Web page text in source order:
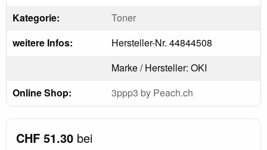
Kategorie:
Toner
weitere Infos:
Hersteller-Nr. 44844508
Marke / Hersteller: OKI
Online Shop:
3ppp3 by Peach.ch
CHF 51.30 bei